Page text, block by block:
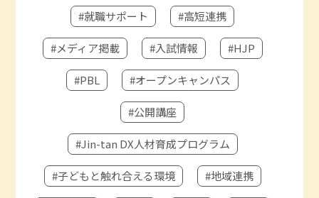
#就職サポート #高短連携
#メディア掲載 #入試情報 #HJP
#PBL #オープンキャンパス
#公開講座
#Jin-tan DX人材育成プログラム
#子どもと触れ合える環境 #地域連携